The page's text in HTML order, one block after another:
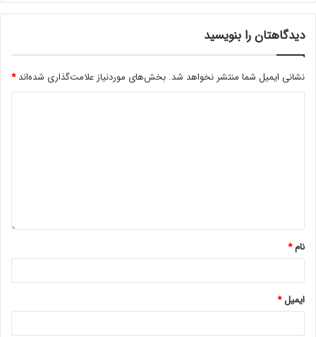
دیدگاهتان را بنویسید
نشانی ایمیل شما منتشر نخواهد شد. بخش‌های موردنیاز علامت‌گذاری شده‌اند*
نام*
ایمیل*